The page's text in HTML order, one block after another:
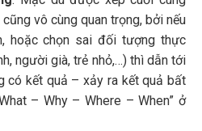
vô cùng quan trọng, bởi nếu
hoặc chọn sai đối tượng thực
người già, trẻ nhỏ,…) thì dẫn tới
có kết quả – xảy ra kết quả bất
– Why – Where – When” ở